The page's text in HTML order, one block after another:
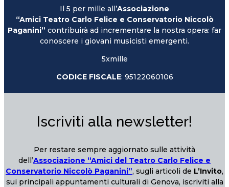
Il 5 per mille all’Associazione
“Amici Teatro Carlo Felice e Conservatorio Niccolò
Paganini” contribuirà ad incrementare la nostra opera: far
conoscere i giovani musicisti emergenti.
5xmille
CODICE FISCALE: 95122060106
Iscriviti alla newsletter!
Per restare sempre aggiornato sulle attività
dell’Associazione “Amici del Teatro Carlo Felice e
Conservatorio Niccolò Paganini”, sugli articoli de L’Invito,
sui principali appuntamenti culturali di Genova, iscriviti alla